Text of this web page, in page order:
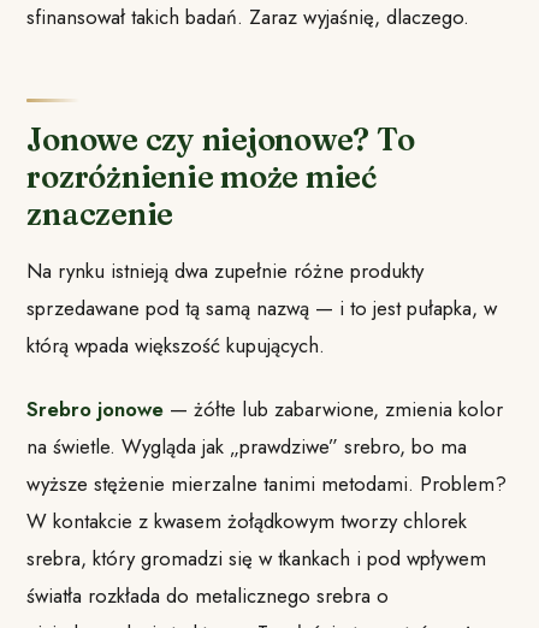
sfinansował takich badań. Zaraz wyjaśnię, dlaczego.
Jonowe czy niejonowe? To
rozróżnienie może mieć
znaczenie
Na rynku istnieją dwa zupełnie różne produkty
sprzedawane pod tą samą nazwą — i to jest pułapka, w
którą wpada większość kupujących.
Srebro jonowe — żółte lub zabarwione, zmienia kolor
na świetle. Wygląda jak „prawdziwe” srebro, bo ma
wyższe stężenie mierzalne tanimi metodami. Problem?
W kontakcie z kwasem żołądkowym tworzy chlorek
srebra, który gromadzi się w tkankach i pod wpływem
światła rozkłada do metalicznego srebra o